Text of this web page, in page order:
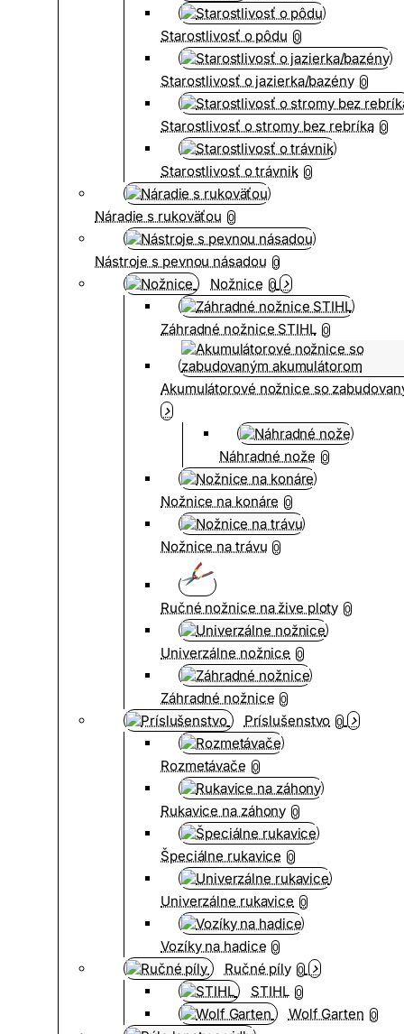
Starostlivosť o pôdu 0
Starostlivosť o jazierka/bazény 0
Starostlivosť o stromy bez rebríka 0
Starostlivosť o trávnik 0
Náradie s rukoväťou 0
Nástroje s pevnou násadou 0
Nožnice 0
Záhradné nožnice STIHL 0
Akumulátorové nožnice so
Náhradné nože 0
Nožnice na konáre 0
Nožnice na trávu 0
Ručné nožnice na žive ploty 0
Univerzálne nožnice 0
Záhradné nožnice 0
Príslušenstvo 0
Rozmetávače 0
Rukavice na záhony 0
Špeciálne rukavice 0
Univerzálne rukavice 0
Vozíky na hadice 0
Ručné píly 0
STIHL 0
Wolf Garten 0